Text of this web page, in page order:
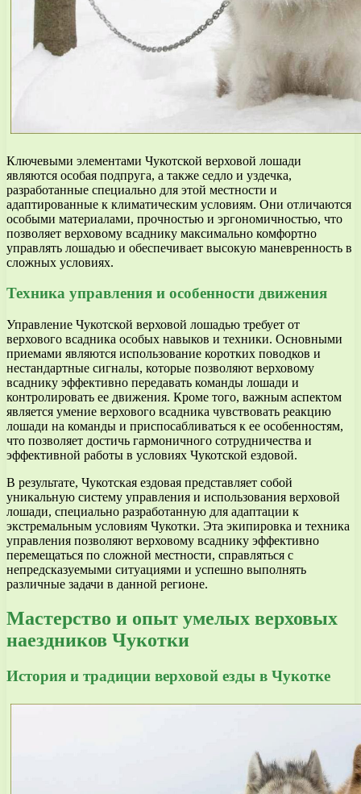
Ключевыми элементами Чукотской верховой лошади
являются особая подпруга, а также седло и уздечка,
разработанные специально для этой местности и
адаптированные к климатическим условиям. Они отличаются
особыми материалами, прочностью и эргономичностью, что
позволяет верховому всаднику максимально комфортно
управлять лошадью и обеспечивает высокую маневренность в
сложных условиях.
Техника управления и особенности движения
Управление Чукотской верховой лошадью требует от
верхового всадника особых навыков и техники. Основными
приемами являются использование коротких поводков и
нестандартные сигналы, которые позволяют верховому
всаднику эффективно передавать команды лошади и
контролировать ее движения. Кроме того, важным аспектом
является умение верхового всадника чувствовать реакцию
лошади на команды и приспосабливаться к ее особенностям,
что позволяет достичь гармоничного сотрудничества и
эффективной работы в условиях Чукотской ездовой.
В результате, Чукотская ездовая представляет собой
уникальную систему управления и использования верховой
лошади, специально разработанную для адаптации к
экстремальным условиям Чукотки. Эта экипировка и техника
управления позволяют верховому всаднику эффективно
перемещаться по сложной местности, справляться с
непредсказуемыми ситуациями и успешно выполнять
различные задачи в данной регионе.
Мастерство и опыт умелых верховых
наездников Чукотки
История и традиции верховой езды в Чукотке